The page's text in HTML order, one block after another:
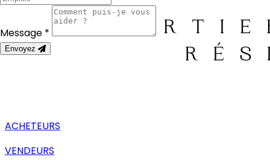
ACHETEURS
VENDEURS
Message *
Envoyez